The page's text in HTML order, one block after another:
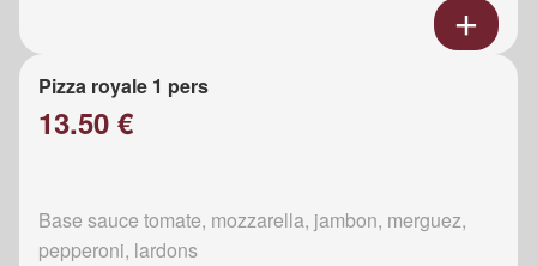
Pizza royale 1 pers
13.50 €
Base sauce tomate, mozzarella, jambon, merguez,
pepperoni, lardons